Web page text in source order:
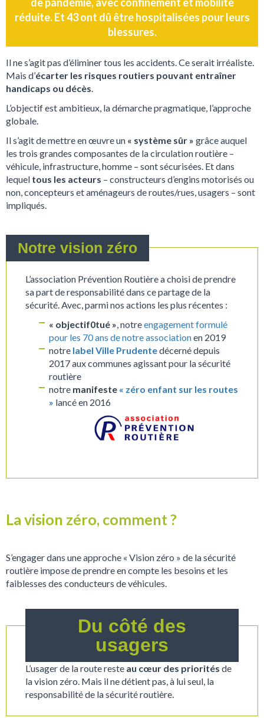
réduite. Et 43 ont dû être hospitalisées pour leurs
blessures.
Il ne s’agit pas d’éliminer tous les accidents. Ce serait irréaliste.
Mais d’écarter les risques routiers pouvant entraîner
handicaps ou décès.
L’objectif est ambitieux, la démarche pragmatique, l’approche
globale.
Il s’agit de mettre en œuvre un « système sûr » grâce auquel
les trois grandes composantes de la circulation routière –
véhicule, infrastructure, homme – sont sécurisées. Et dans
lequel tous les acteurs – constructeurs d’engins motorisés ou
non, concepteurs et aménageurs de routes/rues, usagers – sont
impliqués.
L’association Prévention Routière a choisi de prendre
sa part de responsabilité dans ce partage de la
sécurité. Avec, parmi nos actions les plus récentes :
« objectif0tué », notreengagement formulé
pour les 70 ans de notre associationen 2019
notre label Ville Prudentedécerné depuis
2017 aux communes agissant pour la sécurité
routière
notre manifeste « zéro enfant sur les routes
» lancé en 2016
Notre vision zéro
La vision zéro, comment ?
S’engager dans une approche « Vision zéro » de la sécurité
routière impose de prendre en compte les besoins et les
faiblesses des conducteurs de véhicules.
Du côté des
usagers
L’usager de la route reste au cœur des priorités de
la vision zéro. Mais il ne détient pas, à lui seul, la
responsabilité de la sécurité routière.